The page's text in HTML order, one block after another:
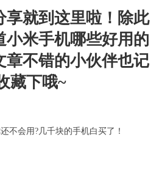
享就到这里啦！除此
小米手机哪些好用的
章不错的小伙伴也记
藏下哦~